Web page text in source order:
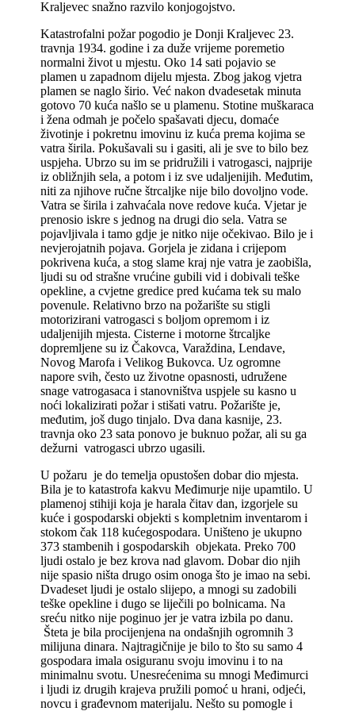
Kraljevec snažno razvilo konjogojstvo.
Katastrofalni požar pogodio je Donji Kraljevec 23.
travnja 1934. godine i za duže vrijeme poremetio
normalni život u mjestu. Oko 14 sati pojavio se
plamen u zapadnom dijelu mjesta. Zbog jakog vjetra
plamen se naglo širio. Već nakon dvadesetak minuta
gotovo 70 kuća našlo se u plamenu. Stotine muškaraca
i žena odmah je počelo spašavati djecu, domaće
životinje i pokretnu imovinu iz kuća prema kojima se
vatra širila. Pokušavali su i gasiti, ali je sve to bilo bez
uspjeha. Ubrzo su im se pridružili i vatrogasci, najprije
iz obližnjih sela, a potom i iz sve udaljenijih. Međutim,
niti za njihove ručne štrcaljke nije bilo dovoljno vode.
Vatra se širila i zahvaćala nove redove kuća. Vjetar je
prenosio iskre s jednog na drugi dio sela. Vatra se
pojavljivala i tamo gdje je nitko nije očekivao. Bilo je i
nevjerojatnih pojava. Gorjela je zidana i crijepom
pokrivena kuća, a stog slame kraj nje vatra je zaobišla,
ljudi su od strašne vrućine gubili vid i dobivali teške
opekline, a cvjetne gredice pred kućama tek su malo
povenule. Relativno brzo na požarište su stigli
motorizirani vatrogasci s boljom opremom i iz
udaljenijih mjesta. Cisterne i motorne štrcaljke
dopremljene su iz Čakovca, Varaždina, Lendave,
Novog Marofa i Velikog Bukovca. Uz ogromne
napore svih, često uz životne opasnosti, udružene
snage vatrogasaca i stanovništva uspjele su kasno u
noći lokalizirati požar i stišati vatru. Požarište je,
međutim, još dugo tinjalo. Dva dana kasnije, 23.
travnja oko 23 sata ponovo je buknuo požar, ali su ga
dežurni vatrogasci ubrzo ugasili.
U požaru je do temelja opustošen dobar dio mjesta.
Bila je to katastrofa kakvu Međimurje nije upamtilo. U
plamenoj stihiji koja je harala čitav dan, izgorjele su
kuće i gospodarski objekti s kompletnim inventarom i
stokom čak 118 kućegospodara. Uništeno je ukupno
373 stambenih i gospodarskih objekata. Preko 700
ljudi ostalo je bez krova nad glavom. Dobar dio njih
nije spasio ništa drugo osim onoga što je imao na sebi.
Dvadeset ljudi je ostalo slijepo, a mnogi su zadobili
teške opekline i dugo se liječili po bolnicama. Na
sreću nitko nije poginuo jer je vatra izbila po danu.
Šteta je bila procijenjena na ondašnjih ogromnih 3
milijuna dinara. Najtragičnije je bilo to što su samo 4
gospodara imala osiguranu svoju imovinu i to na
minimalnu svotu. Unesrećenima su mnogi Međimurci
i ljudi iz drugih krajeva pružili pomoć u hrani, odjeći,
novcu i građevnom materijalu. Nešto su pomogle i